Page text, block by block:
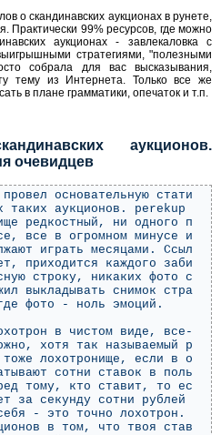
о скандинавских аукционах в рунете,
Практически 99% ресурсов, где можно
аукционах - завлекаловка с
стратегиями, "полезными
собрала для вас высказывания,
тему из Интернета. Только все же
в плане грамматики, опечаток и т.п.
аукционов.
очевидцев
основательную стати
таких аукционов. perekup
редкостный, ни одного п
все в огромном минусе и
играть месяцами. Ссыл
приходится каждого заби
строку, никаких фото с
выкладывать снимок стра
фото - ноль эмоций.
в чистом виде, все-
хотя так называемый р
тоже лохотронище, если в о
сотни ставок в поль
тому, кто ставит, то ес
за секунду сотни рублей
- это точно лохотрон.
в том, что твоя став